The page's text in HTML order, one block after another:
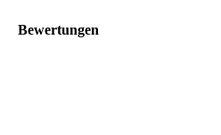
Bewertungen